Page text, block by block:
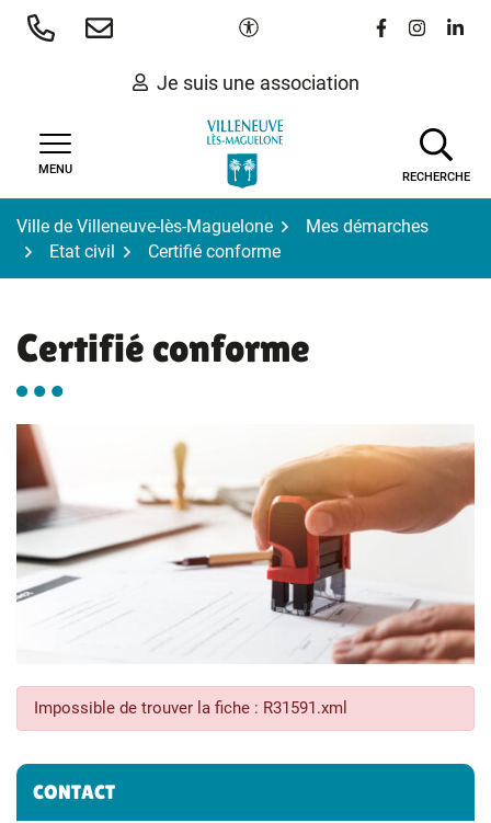
Aller
Paramètres d'accessibilité
Lien vers le
Lien vers
Lien
Je suis une association
MENU
RECHERCHE
Ville de Villeneuve-lès-Maguelone
Mes démarches
Etat civil
Certifié conforme
Certifié conforme
Impossible de trouver la fiche : R31591.xml
Informations complémentaires
CONTACT